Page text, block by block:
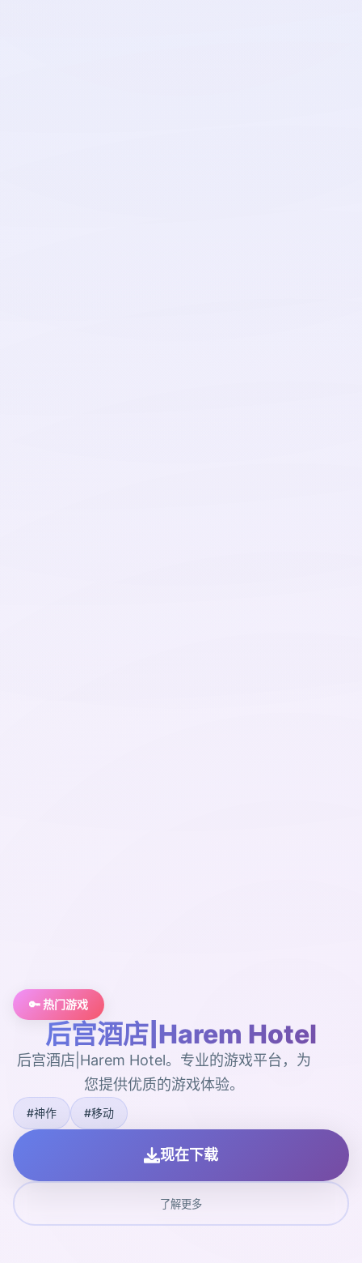
🔑 热门游戏
后宫酒店|Harem Hotel
后宫酒店|Harem Hotel。专业的游戏平台，为
您提供优质的游戏体验。
#神作 #移动
现在下载
了解更多